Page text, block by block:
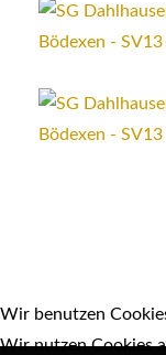
Wir benutzen
Wir nutzen Cookies